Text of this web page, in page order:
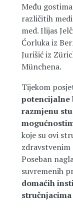
Među
različitih
med. Ilijas
Ćorluka iz
Jurišić iz
Münchena.
Tijekom
potencijalne
razmjenu
koje su ovi
zdravstvenim
Poseban
suvremenih
domaćih